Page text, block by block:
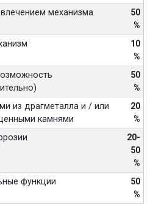
механизма
50
%
10
%
50
%
из драгметалла и / или
камнями
20
%
20-
50
%
функции
50
%